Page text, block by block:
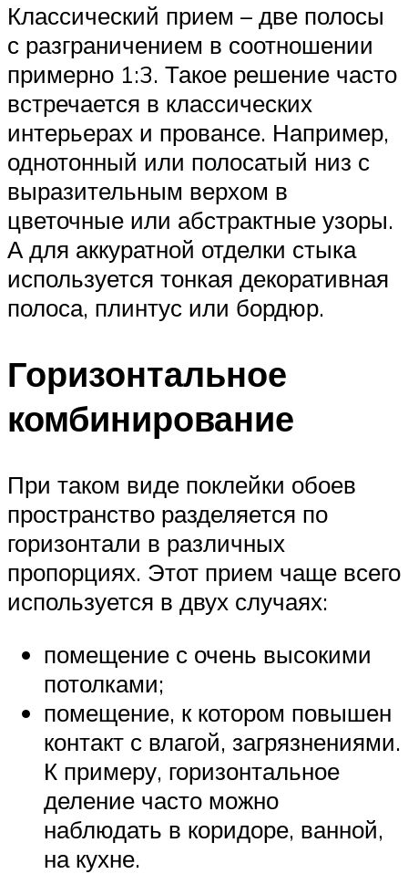
Классический прием – две полосы
с разграничением в соотношении
примерно 1:3. Такое решение часто
встречается в классических
интерьерах и провансе. Например,
однотонный или полосатый низ с
выразительным верхом в
цветочные или абстрактные узоры.
А для аккуратной отделки стыка
используется тонкая декоративная
полоса, плинтус или бордюр.
Горизонтальное
комбинирование
При таком виде поклейки обоев
пространство разделяется по
горизонтали в различных
пропорциях. Этот прием чаще всего
используется в двух случаях:
помещение с очень высокими
потолками;
помещение, к котором повышен
контакт с влагой, загрязнениями.
К примеру, горизонтальное
деление часто можно
наблюдать в коридоре, ванной,
на кухне.